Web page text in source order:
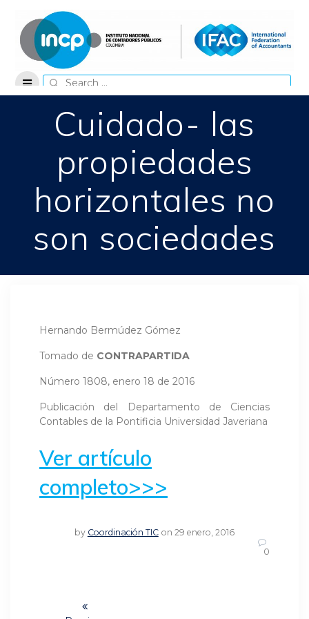
content
Search
for:
Cuidado- las
propiedades
horizontales no
son sociedades
Hernando Bermúdez Gómez
Tomado de CONTRAPARTIDA
Número 1808, enero 18 de 2016
Publicación del Departamento de Ciencias
Contables de la Pontificia Universidad Javeriana
Ver artículo
completo>>>
by Coordinación TIC on 29 enero, 2016
0
Navegación